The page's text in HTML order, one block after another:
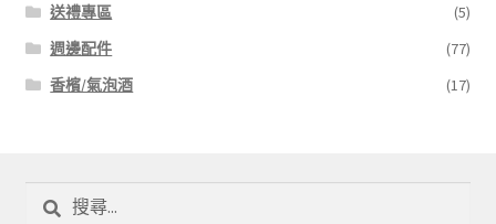
送禮專區
(5)
週邊配件
(77)
香檳/氣泡酒
(17)